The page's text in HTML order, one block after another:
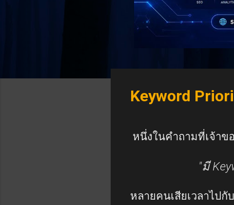
Keyword
หนึ่งในคำถามที่เจ้าข
"มี
หลายคนเสียเวลาไปกั